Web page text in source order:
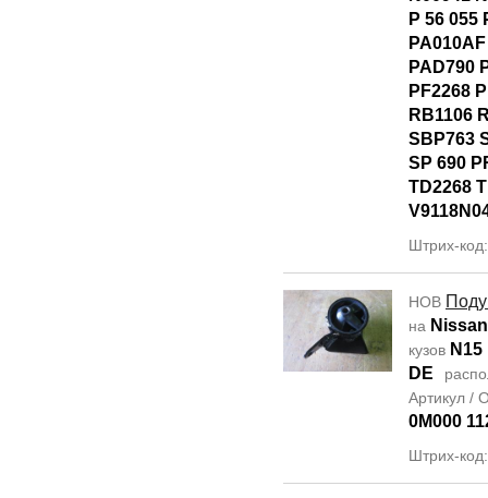
P 56 055
PAD790
PF2268
RB1106
SBP763
SP 690
TD2268
Штрих-
НОВ
на
кузов N15
DE
Артикул /
0M000
Штрих-